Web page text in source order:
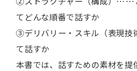
てどんな順番で話すか
③デリバリー・スキル（表現
て話すか
本書では、話すための素材を提